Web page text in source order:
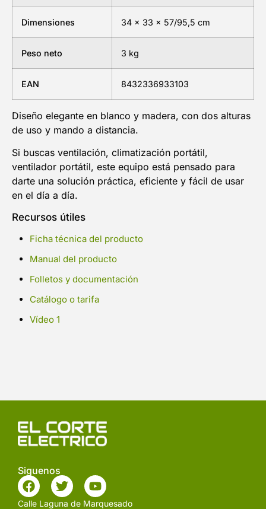
Dimensiones 34 x 33 x 57/95,5 cm
Peso neto 3 kg
EAN 8432336933103
Diseño elegante en blanco y madera, con dos alturas
de uso y mando a distancia.
Si buscas ventilación, climatización portátil,
ventilador portátil, este equipo está pensado para
darte una solución práctica, eficiente y fácil de usar
en el día a día.
Recursos útiles
Ficha técnica del producto
Manual del producto
Folletos y documentación
Catálogo o tarifa
Vídeo 1
Siguenos
Calle Laguna de Marquesado